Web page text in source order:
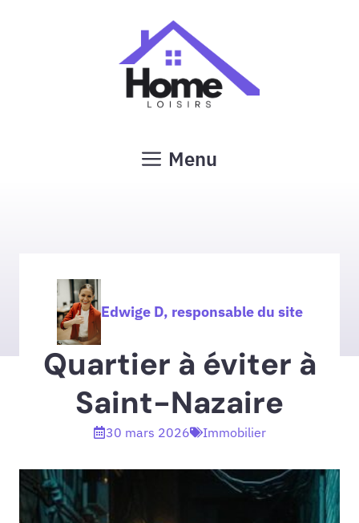
Menu
Edwige D, responsable du site
Quartier à éviter à
Saint-Nazaire
30 mars 2026 Immobilier